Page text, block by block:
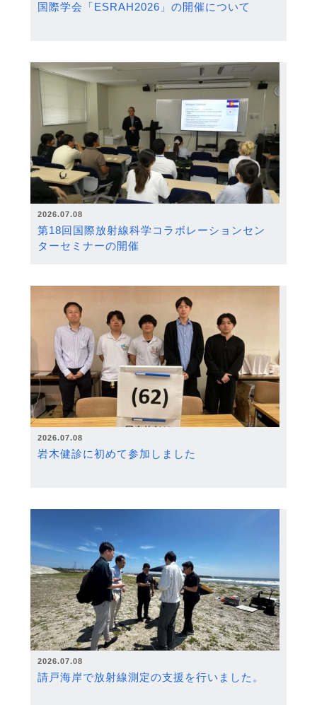
国際学会「ESRAH2026」の開催について
2026.07.08
第18回国際放射線科学コラボレーションセン
ターセミナーの開催
2026.07.08
岩木健診に初めて参加しました
2026.07.08
請戸海岸で放射線測定の支援を行いました。